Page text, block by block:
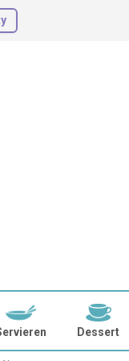
Dessert